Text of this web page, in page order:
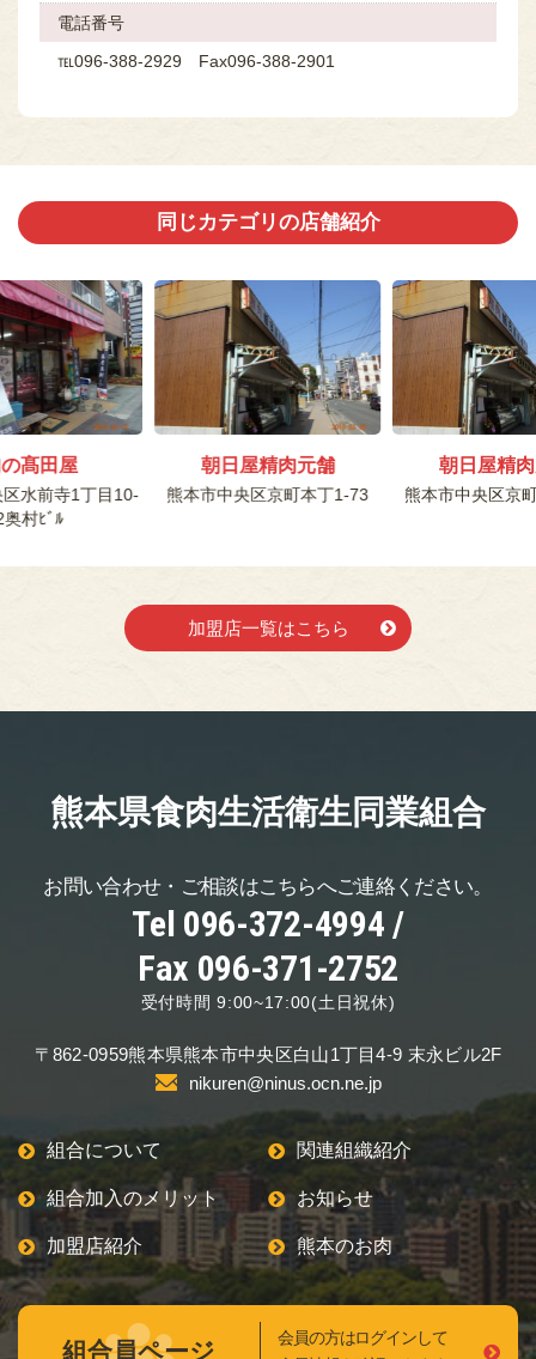
電話番号
℡096-388-2929 Fax096-388-2901
同じカテゴリの店舗紹介
髙田屋
水前寺1丁目10-
奥村ﾋﾞﾙ
朝日屋精肉元舗
熊本市中央区京町本丁1-73
朝日屋精
熊本市中央区京
加盟店一覧はこちら
熊本県食肉生活衛生同業組合
お問い合わせ・ご相談はこちらへご連絡ください。
Tel 096-372-4994 /
Fax 096-371-2752
受付時間 9:00~17:00(土日祝休)
〒862-0959熊本県熊本市中央区白山1丁目4-9 末永ビル2F
nikuren@ninus.ocn.ne.jp
組合について 関連組織紹介
組合加入のメリット お知らせ
加盟店紹介 熊本のお肉
組合員ページ
会員の方はログインして